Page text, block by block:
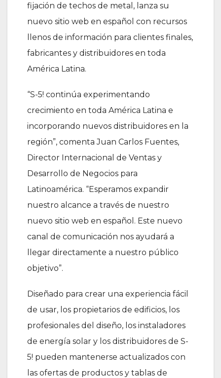
fijación de techos de metal, lanza su
nuevo sitio web en español con recursos
llenos de información para clientes finales,
fabricantes y distribuidores en toda
América Latina.
“S-5! continúa experimentando
crecimiento en toda América Latina e
incorporando nuevos distribuidores en la
región”, comenta Juan Carlos Fuentes,
Director Internacional de Ventas y
Desarrollo de Negocios para
Latinoamérica. “Esperamos expandir
nuestro alcance a través de nuestro
nuevo sitio web en español. Este nuevo
canal de comunicación nos ayudará a
llegar directamente a nuestro público
objetivo”.
Diseñado para crear una experiencia fácil
de usar, los propietarios de edificios, los
profesionales del diseño, los instaladores
de energía solar y los distribuidores de S-
5! pueden mantenerse actualizados con
las ofertas de productos y tablas de